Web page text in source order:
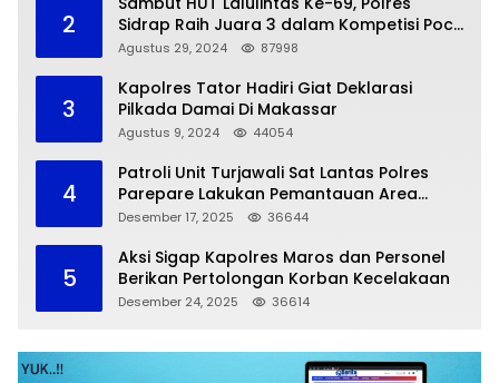
2
Sidrap Raih Juara 3 dalam Kompetisi Pocil
Zona 5
Agustus 29, 2024 87998
3
Kapolres Tator Hadiri Giat Deklarasi
Pilkada Damai Di Makassar
Agustus 9, 2024 44054
4
Patroli Unit Turjawali Sat Lantas Polres
Parepare Lakukan Pemantauan Area
Larangan Parkir
Desember 17, 2025 36644
5
Aksi Sigap Kapolres Maros dan Personel
Berikan Pertolongan Korban Kecelakaan
Desember 24, 2025 36614